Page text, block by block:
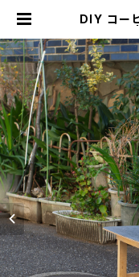
DIY コー